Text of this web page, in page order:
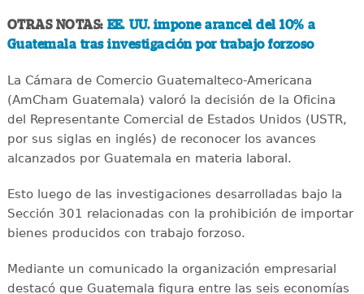
OTRAS NOTAS:EE. UU. impone arancel del 10% a
Guatemala tras investigación por trabajo forzoso
La Cámara de Comercio Guatemalteco-Americana
(AmCham Guatemala) valoró la decisión de la Oficina
del Representante Comercial de Estados Unidos (USTR,
por sus siglas en inglés) de reconocer los avances
alcanzados por Guatemala en materia laboral.
Esto luego de las investigaciones desarrolladas bajo la
Sección 301 relacionadas con la prohibición de importar
bienes producidos con trabajo forzoso.
Mediante un comunicado la organización empresarial
destacó que Guatemala figura entre las seis economías